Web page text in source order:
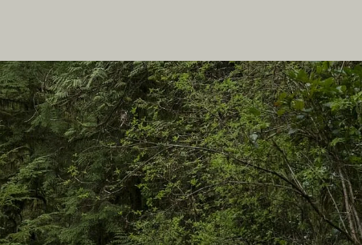
Auf dieser Website